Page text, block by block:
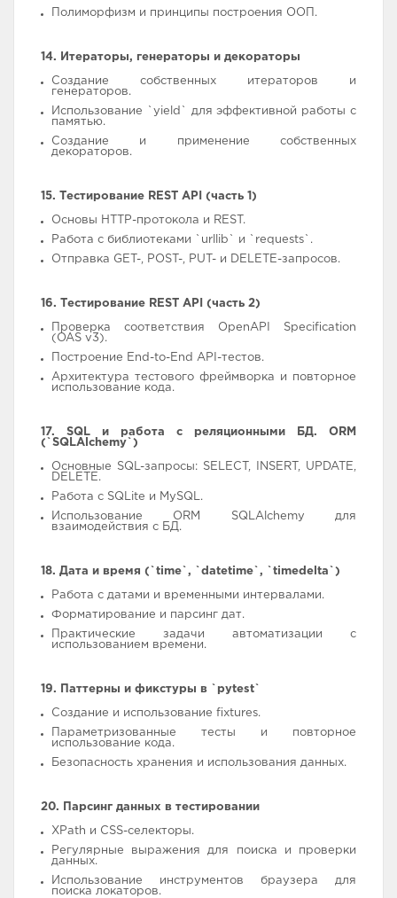
Полиморфизм и принципы построения ООП.
14. Итераторы, генераторы и декораторы
Создание собственных итераторов и
генераторов.
Использование `yield` для эффективной работы с
памятью.
Создание и применение собственных
декораторов.
15. Тестирование REST API (часть 1)
Основы HTTP-протокола и REST.
Работа с библиотеками `urllib` и `requests`.
Отправка GET-, POST-, PUT- и DELETE-запросов.
16. Тестирование REST API (часть 2)
Проверка соответствия OpenAPI Specification
(OAS v3).
Построение End-to-End API-тестов.
Архитектура тестового фреймворка и повторное
использование кода.
17. SQL и работа с реляционными БД. ORM
(`SQLAlchemy`)
Основные SQL-запросы: SELECT, INSERT, UPDATE,
DELETE.
Работа с SQLite и MySQL.
Использование ORM SQLAlchemy для
взаимодействия с БД.
18. Дата и время (`time`, `datetime`, `timedelta`)
Работа с датами и временными интервалами.
Форматирование и парсинг дат.
Практические задачи автоматизации с
использованием времени.
19. Паттерны и фикстуры в `pytest`
Создание и использование fixtures.
Параметризованные тесты и повторное
использование кода.
Безопасность хранения и использования данных.
20. Парсинг данных в тестировании
XPath и CSS-селекторы.
Регулярные выражения для поиска и проверки
данных.
Использование инструментов браузера для
поиска локаторов.